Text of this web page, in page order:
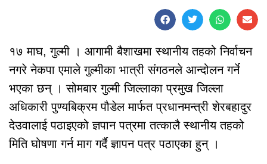
१७ माघ, गुल्मी । आगामी बैशाखमा स्थानीय तहको निर्वाचन
नगरे नेकपा एमाले गुल्मीका भात्री संगठनले आन्दोलन गर्ने
भएका छन् । सोमबार गुल्मी जिल्लाका प्रमुख जिल्ला
अधिकारी पुण्यबिक्रम पौडेल मार्फत प्रधानमन्त्री शेरबहादुर
देउवालाई पठाइएको ज्ञपान पत्रमा तत्कालै स्थानीय तहको
मिति घोषणा गर्न माग गर्दै ज्ञापन पत्र पठाएका हुन् ।